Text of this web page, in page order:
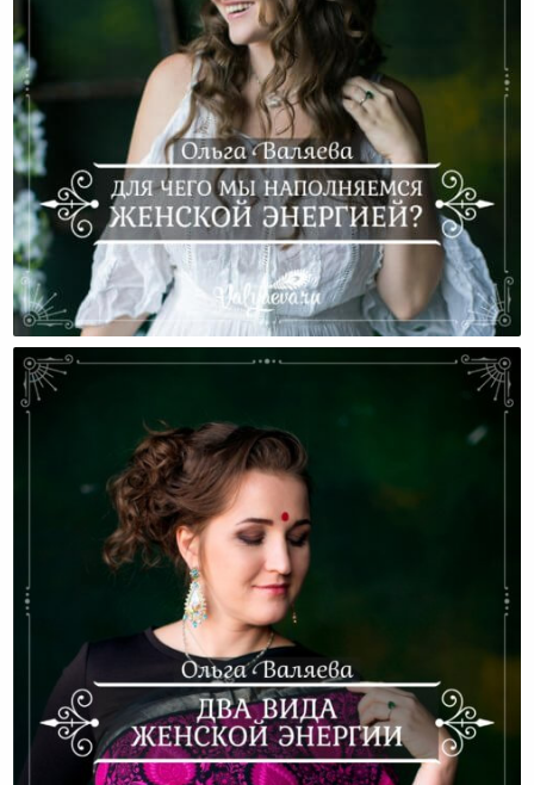
Для Чего Мы Наполняемся Женской Энергией?